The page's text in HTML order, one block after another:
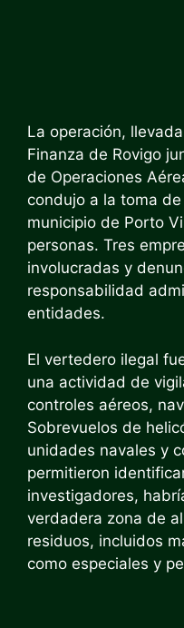
La operación,
Finanza de Rovigo
de Operaciones
condujo a la toma
municipio de Porto
personas. Tres
involucradas y
responsabilidad
entidades.
El vertedero ilegal
una actividad de
controles aéreos,
Sobrevuelos de
unidades navales y
permitieron
investigadores,
verdadera zona de
residuos, incluidos
como especiales y